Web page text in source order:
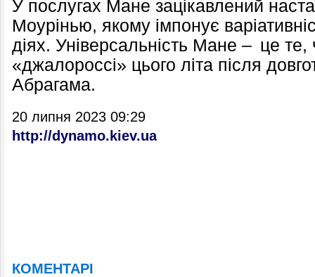
У послугах Мане зацікавлений
Моурінью, якому імпонує
діях. Універсальність Мане – це
«джалороссі» цього літа після
Абрагама.
20 липня 2023 09:29
http://dynamo.kiev.ua
КОМЕНТАРІ